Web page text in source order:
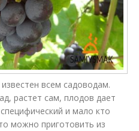
всем садоводам.
растет сам, плодов дает
и мало кто
можно приготовить из